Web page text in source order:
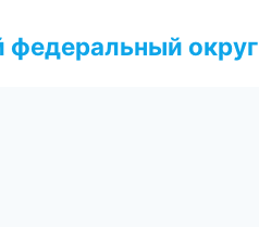
федеральный округ